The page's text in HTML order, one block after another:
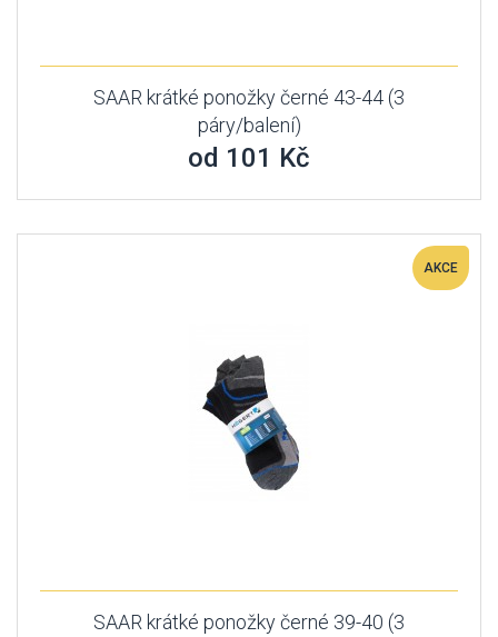
SAAR krátké ponožky černé 43-44 (3
páry/balení)
od 101 Kč
AKCE
SAAR krátké ponožky černé 39-40 (3